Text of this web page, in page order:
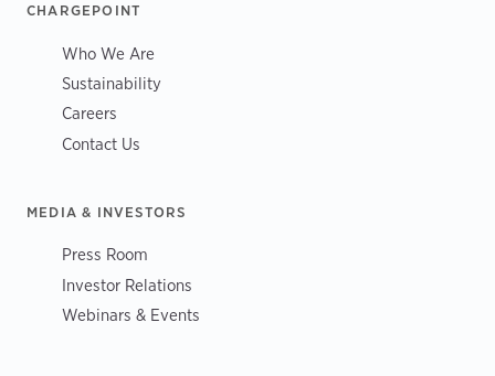
CHARGEPOINT
Who We Are
Sustainability
Careers
Contact Us
MEDIA & INVESTORS
Press Room
Investor Relations
Webinars & Events